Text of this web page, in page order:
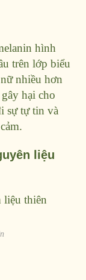
hình
trên lớp biểu
nhiều hơn
hại cho
sự tự tin và
liệu